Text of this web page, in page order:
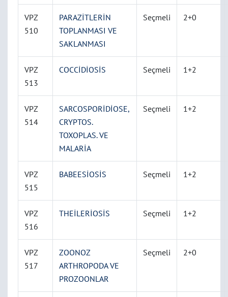
VPZ
510
PARAZİTLERİN
TOPLANMASI VE
SAKLANMASI
Seçmeli 2+0
VPZ
513
COCCİDİOSİS Seçmeli 1+2
VPZ
514
SARCOSPORİDİOSE,
CRYPTOS.
TOXOPLAS. VE
MALARİA
Seçmeli 1+2
VPZ
515
BABEESİOSİS Seçmeli 1+2
VPZ
516
THEİLERİOSİS Seçmeli 1+2
VPZ
517
ZOONOZ
ARTHROPODA VE
PROZOONLAR
Seçmeli 2+0